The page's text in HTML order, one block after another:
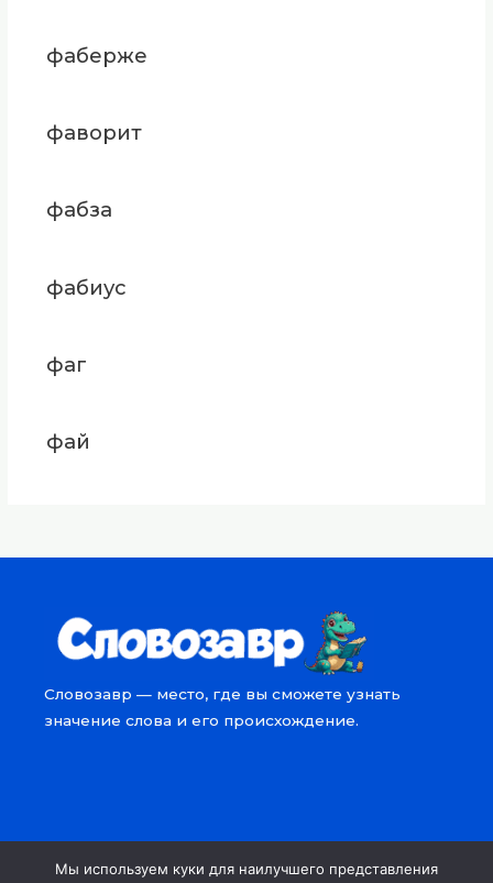
фаберже
фаворит
фабза
фабиус
фаг
фай
Словозавр — место, где вы сможете узнать
значение слова и его происхождение.
Мы используем куки для наилучшего представления